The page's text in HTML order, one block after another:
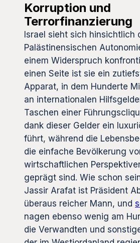
Korruption und
Terrorfinanzierung
Israel sieht sich hinsichtlich
Palästinensischen
einem Widerspruch
einen Seite ist sie ein
Apparat, in dem Hunderte
an internationalen
Taschen einer
dank dieser Gelder ein
führt, während die
die einfache Bevölkerung
wirtschaftlichen
geprägt sind. Wie schon
Jassir Arafat ist Präsident
überaus reicher Mann, und
nagen ebenso wenig am
die Verwandten und